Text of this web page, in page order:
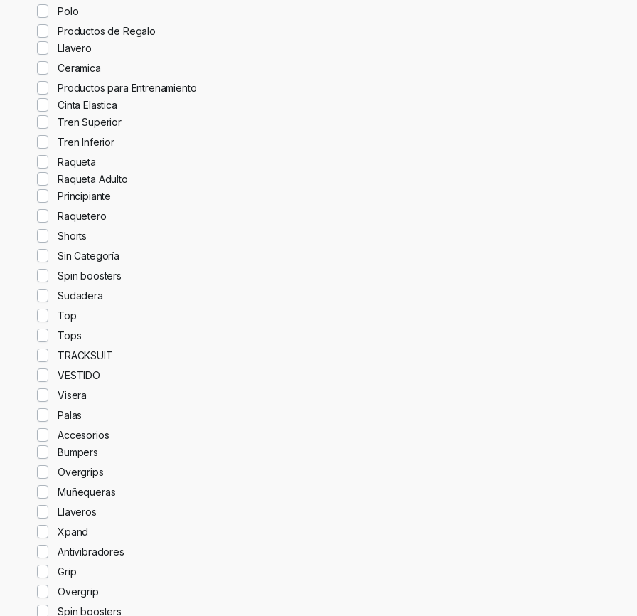
Polo
Productos de Regalo
Llavero
Ceramica
Productos para Entrenamiento
Cinta Elastica
Tren Superior
Tren Inferior
Raqueta
Raqueta Adulto
Principiante
Raquetero
Shorts
Sin Categoría
Spin boosters
Sudadera
Top
Tops
TRACKSUIT
VESTIDO
Visera
Palas
Accesorios
Bumpers
Overgrips
Muñequeras
Llaveros
Xpand
Antivibradores
Grip
Overgrip
Spin boosters